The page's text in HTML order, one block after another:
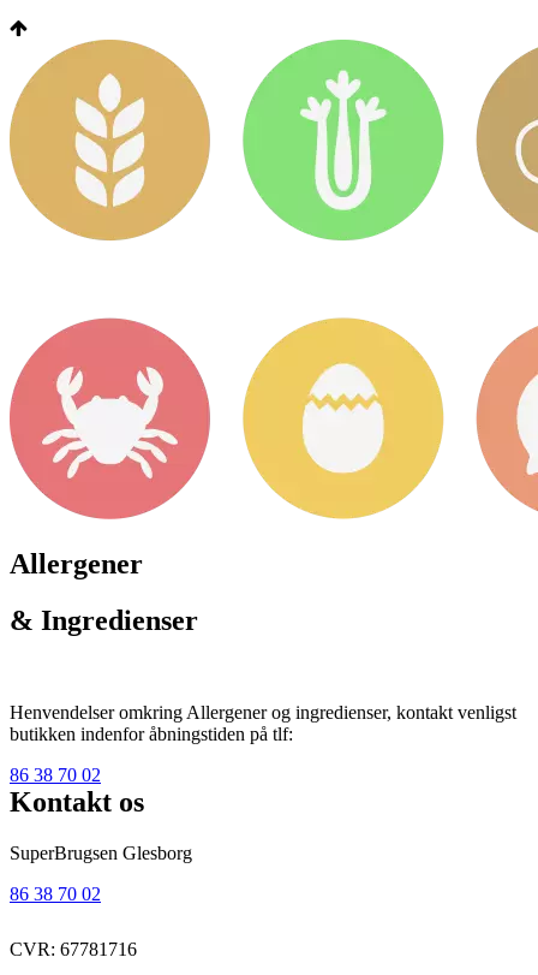
Allergener
& Ingredienser
Henvendelser omkring Allergener og ingredienser, kontakt venligst
butikken indenfor åbningstiden på tlf:
86 38 70 02
Kontakt os
SuperBrugsen Glesborg
86 38 70 02
CVR: 67781716